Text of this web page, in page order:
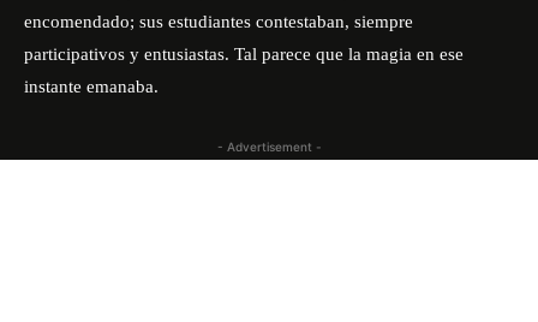
encomendado; sus estudiantes contestaban, siempre
participativos y entusiastas. Tal parece que la magia en ese
instante emanaba.
- Advertisement -